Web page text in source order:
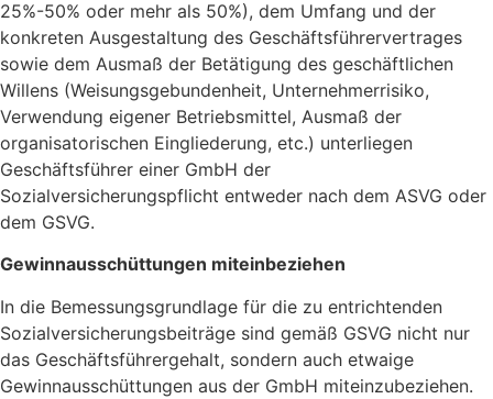
25%-50% oder mehr als 50%), dem Umfang und der
konkreten Ausgestaltung des Geschäftsführervertrages
sowie dem Ausmaß der Betätigung des geschäftlichen
Willens (Weisungsgebundenheit, Unternehmerrisiko,
Verwendung eigener Betriebsmittel, Ausmaß der
organisatorischen Eingliederung, etc.) unterliegen
Geschäftsführer einer GmbH der
Sozialversicherungspflicht entweder nach dem ASVG oder
dem GSVG.
Gewinnausschüttungen miteinbeziehen
In die Bemessungsgrundlage für die zu entrichtenden
Sozialversicherungsbeiträge sind gemäß GSVG nicht nur
das Geschäftsführergehalt, sondern auch etwaige
Gewinnausschüttungen aus der GmbH miteinzubeziehen.